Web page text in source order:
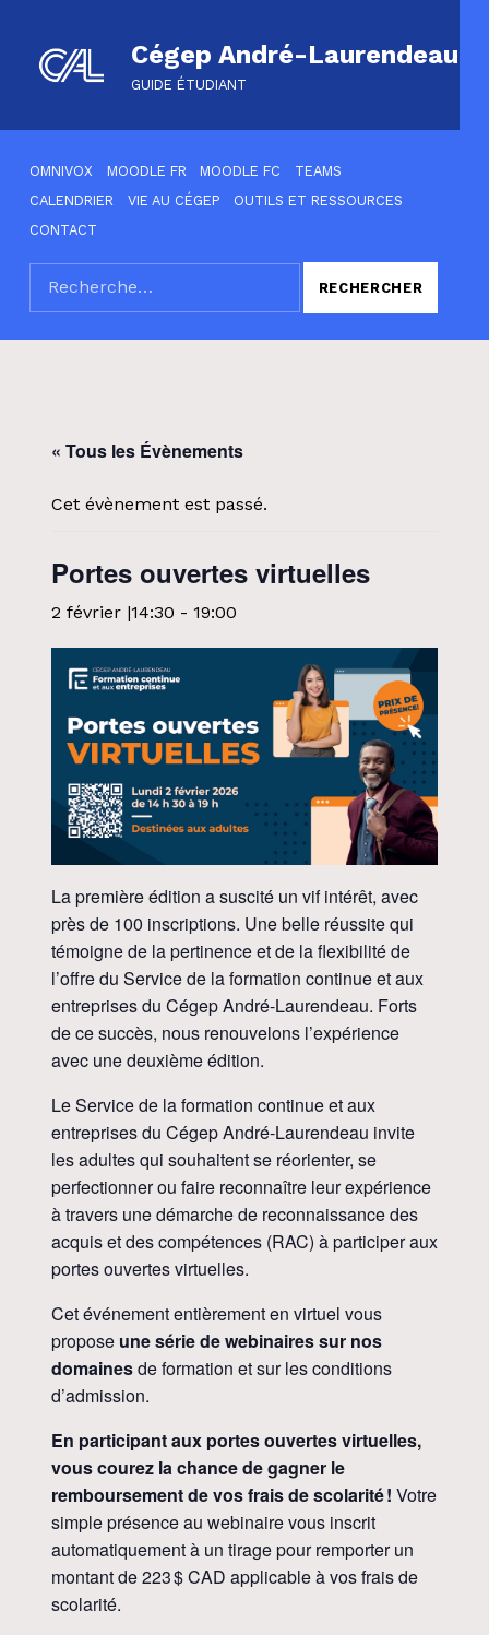
Cégep André-Laurendeau
GUIDE ÉTUDIANT
OMNIVOX
MOODLE FR MOODLE FC
TEAMS
CALENDRIER
VIE AU CÉGEP
OUTILS ET RESSOURCES
CONTACT
SEARCH THE SITE
Rechercher :
« Tous les Évènements
Cet évènement est passé.
Portes ouvertes virtuelles
2 février |14:30 - 19:00
La première édition a suscité un vif intérêt, avec
près de 100 inscriptions. Une belle réussite qui
témoigne de la pertinence et de la flexibilité de
l’offre du Service de la formation continue et aux
entreprises du Cégep André-Laurendeau. Forts
de ce succès, nous renouvelons l’expérience
avec une deuxième édition.
Le Service de la formation continue et aux
entreprises du Cégep André-Laurendeau invite
les adultes qui souhaitent se réorienter, se
perfectionner ou faire reconnaître leur expérience
à travers une démarche de reconnaissance des
acquis et des compétences (RAC) à participer aux
portes ouvertes virtuelles.
Cet événement entièrement en virtuel vous
propose une série de webinaires sur nos
domainesde formation et sur les conditions
d’admission.
En participant aux portes ouvertes virtuelles,
vous courez la chance de gagner le
remboursement de vos frais de scolarité ! Votre
simple présence au webinaire vous inscrit
automatiquement à un tirage pour remporter un
montant de 223 $ CAD applicable à vos frais de
scolarité.